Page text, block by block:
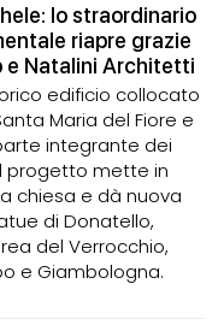
lo straordinario
riapre grazie
e Natalini Architetti
edificio collocato
Maria del Fiore e
integrante dei
progetto mette in
chiesa e dà nuova
di Donatello,
del Verrocchio,
e Giambologna.